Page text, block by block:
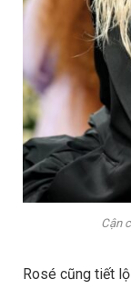
Cận
Rosé cũng tiết